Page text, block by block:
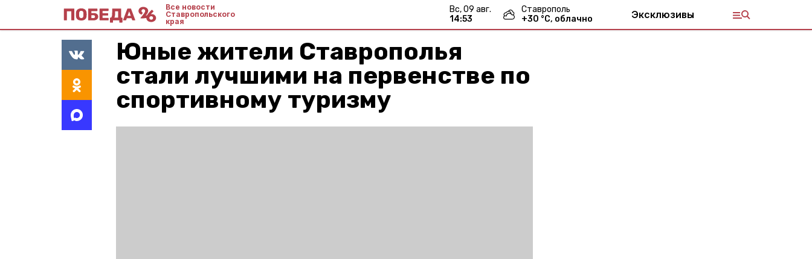
Все новости
Ставропольского
края
вс, 09 авг.
14:53
Ставрополь
+30 °С, облачно Эксклюзивы
Юные жители Ставрополья
стали лучшими на первенстве по
спортивному туризму